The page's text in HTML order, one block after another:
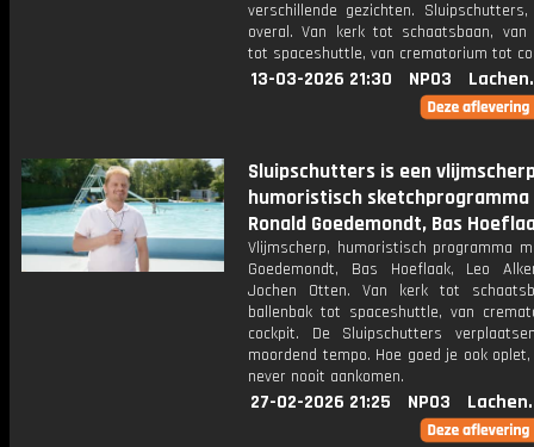
verschillende gezichten.
overal. Van kerk tot schaatsbaan, van
tot spaceshuttle, van crematorium tot
13-03-2026 21:30 NPO3
Sluipschutters is een
humoristisch
Ronald Goedemondt, Bas
Vlijmscherp, humoristisch programma
Goedemondt, Bas Hoeflaak, Leo
Jochen Otten. Van kerk tot
ballenbak tot spaceshuttle, van
cockpit. De Sluipschutters
moordend tempo. Hoe goed je ook
never nooit aankomen.
27-02-2026 21:25 NPO3